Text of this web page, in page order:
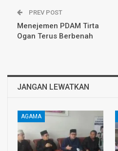
PREV POST
Menejemen PDAM Tirta
Ogan Terus Berbenah
JANGAN LEWATKAN
AGAMA